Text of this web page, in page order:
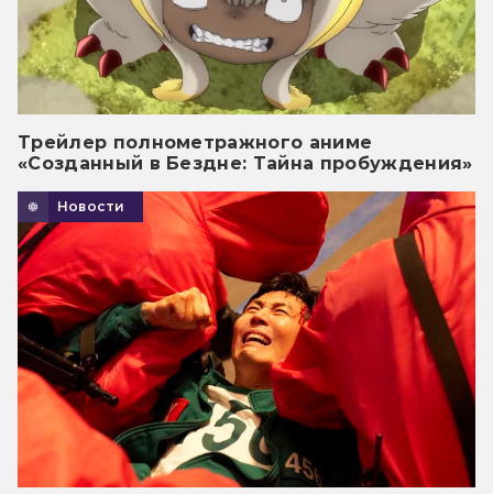
Трейлер полнометражного аниме
«Созданный в Бездне: Тайна пробуждения»
Новости